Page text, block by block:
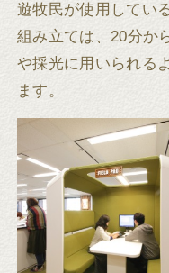
遊牧民が使用してい
組み立ては、20分か
や採光に用いられる
ます。